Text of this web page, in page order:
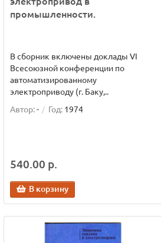
промышленности.
В сборник включены доклады VI
Всесоюзной конференции по
автоматизированному
электроприводу (г. Баку,..
Автор:- Год: 1974
540.00 р.
В корзину